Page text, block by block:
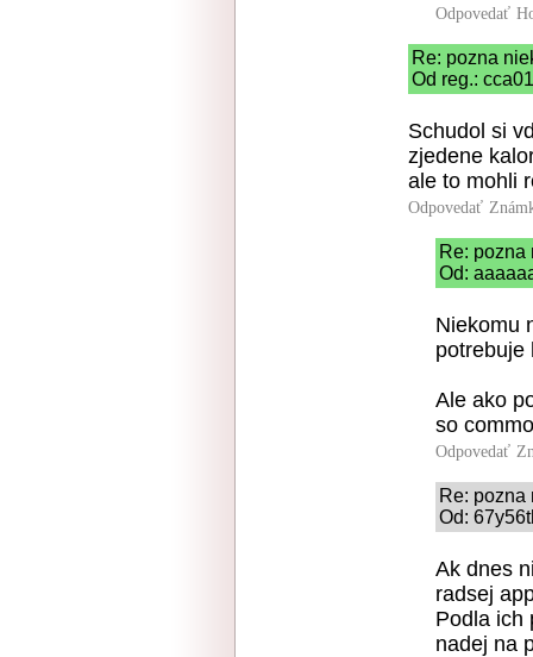
Odpovedať
Re: pozna
Od reg.:
Schudol si
zjedene
ale to mohli
Odpovedať
Re: pozna
Od:
Niekomu
potrebuje
Ale ako
so
Odpovedať
Re: pozna
Od:
Ak dnes
radsej
Podla ich
nadej na